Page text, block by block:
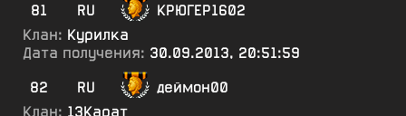
81
RU
КРЮГЕР1602
Клан: Курилка
Дата получения: 30.09.2013, 20:51:59
82
RU
деймон00
Клан: 13Карат